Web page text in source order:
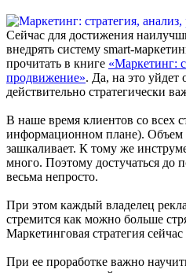
Сейчас для достижения
внедрять систему smart-
прочитать в книге «Маркетинг:
продвижение». Да, на это уйдет
действительно стратегически
В наше время клиентов со всех
информационном плане). Объем
зашкаливает. К тому же
много. Поэтому достучаться до
весьма непросто.
При этом каждый владелец
стремится как можно больше
Маркетинговая стратегия
При ее проработке важно